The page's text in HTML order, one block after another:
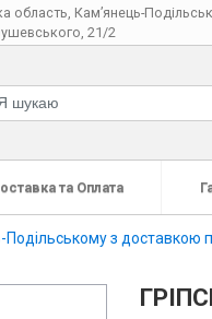
область Кам’янець-
21/2
та Оплата
з доставкою по